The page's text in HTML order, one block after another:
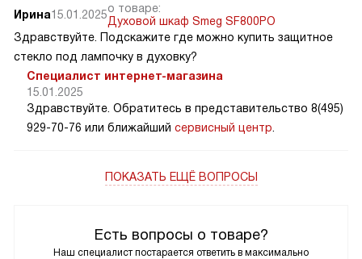
Есть вопросы о товаре?
Наш специалист постарается ответить в максимально
Ирина15.01.2025о товаре:
Духовой шкаф Smeg SF800PO
Здравствуйте. Подскажите где можно купить защитное
стекло под лампочку в духовку?
Специалист интернет-магазина
15.01.2025
Здравствуйте. Обратитесь в представительство 8(495)
929-70-76 или ближайший сервисный центр
ПОКАЗАТЬ ЕЩЁ ВОПРОСЫ